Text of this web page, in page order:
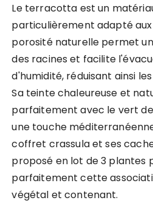
Le terracotta est un
particulièrement adapté aux
porosité naturelle permet
des racines et facilite
d'humidité, réduisant ainsi
Sa teinte chaleureuse et
parfaitement avec le vert
une touche
coffret crassula et ses
proposé en lot de 3 plantes
parfaitement cette
végétal et contenant.